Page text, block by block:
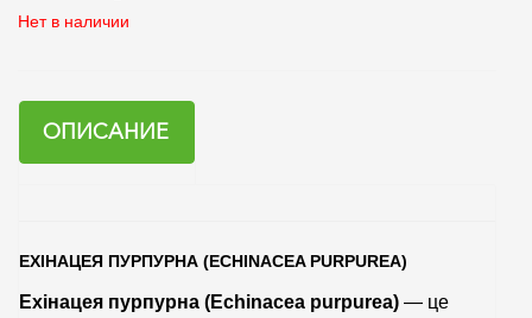
Нет в наличии
ОПИСАНИЕ
ЕХІНАЦЕЯ ПУРПУРНА (ECHINACEA PURPUREA)
Ехінацея пурпурна (Echinacea purpurea) — це